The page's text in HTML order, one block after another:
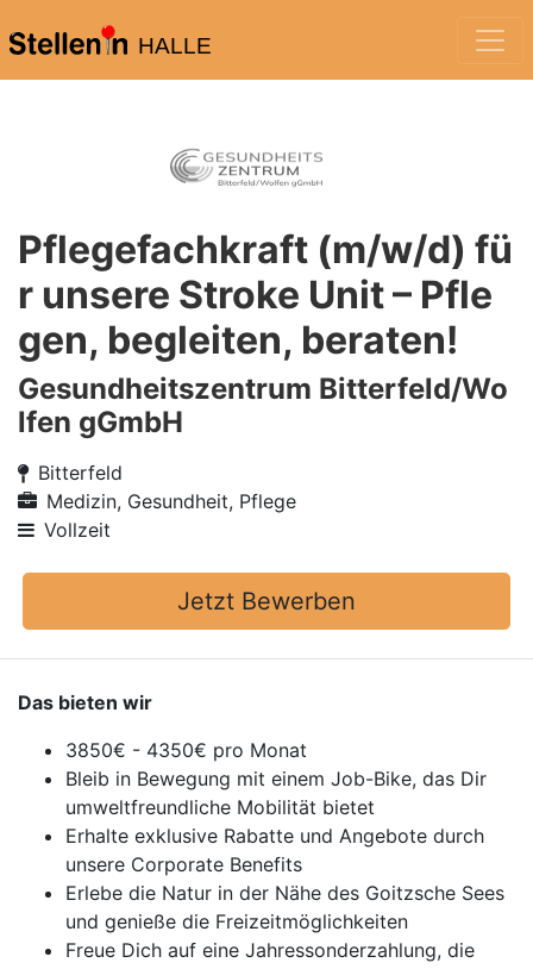
HALLE
Pflegefachkraft (m/w/d) fü
r unsere Stroke Unit – Pfle
gen, begleiten, beraten!
Gesundheitszentrum Bitterfeld/Wo
lfen gGmbH
Bitterfeld
Medizin, Gesundheit, Pflege
Vollzeit
Jetzt Bewerben
Das bieten wir
3850€ - 4350€ pro Monat
Bleib in Bewegung mit einem Job-Bike, das Dir
umweltfreundliche Mobilität bietet
Erhalte exklusive Rabatte und Angebote durch
unsere Corporate Benefits
Erlebe die Natur in der Nähe des Goitzsche Sees
und genieße die Freizeitmöglichkeiten
Freue Dich auf eine Jahressonderzahlung, die